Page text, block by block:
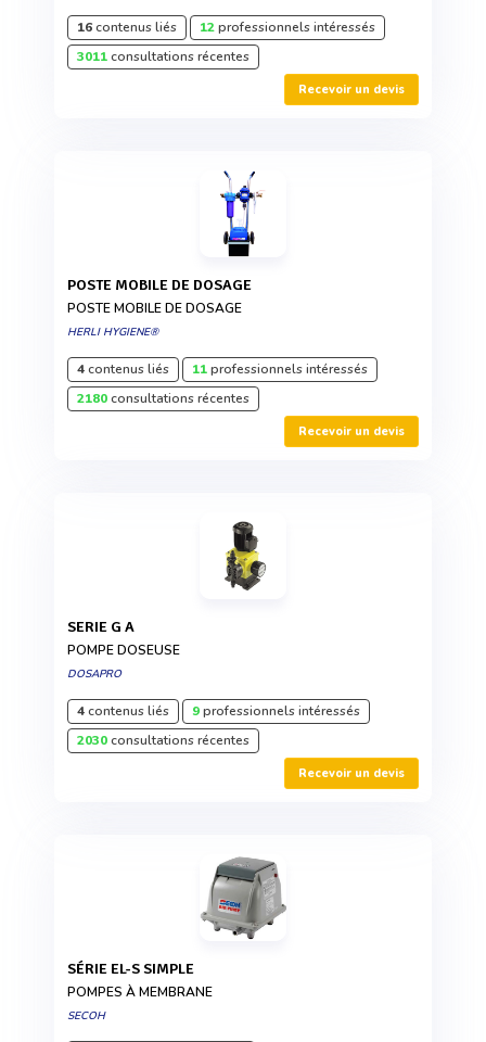
16contenus liés 12professionnels intéressés
3011consultations récentes
Recevoir un devis
POSTE MOBILE DE DOSAGE
POSTE MOBILE DE DOSAGE
HERLI HYGIENE®
4contenus liés 11professionnels intéressés
2180consultations récentes
Recevoir un devis
SERIE G A
POMPE DOSEUSE
DOSAPRO
4contenus liés 9professionnels intéressés
2030consultations récentes
Recevoir un devis
SÉRIE EL-S SIMPLE
POMPES À MEMBRANE
SECOH